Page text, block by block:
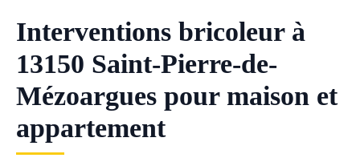
Interventions bricoleur à
13150 Saint-Pierre-de-
Mézoargues pour maison et
appartement